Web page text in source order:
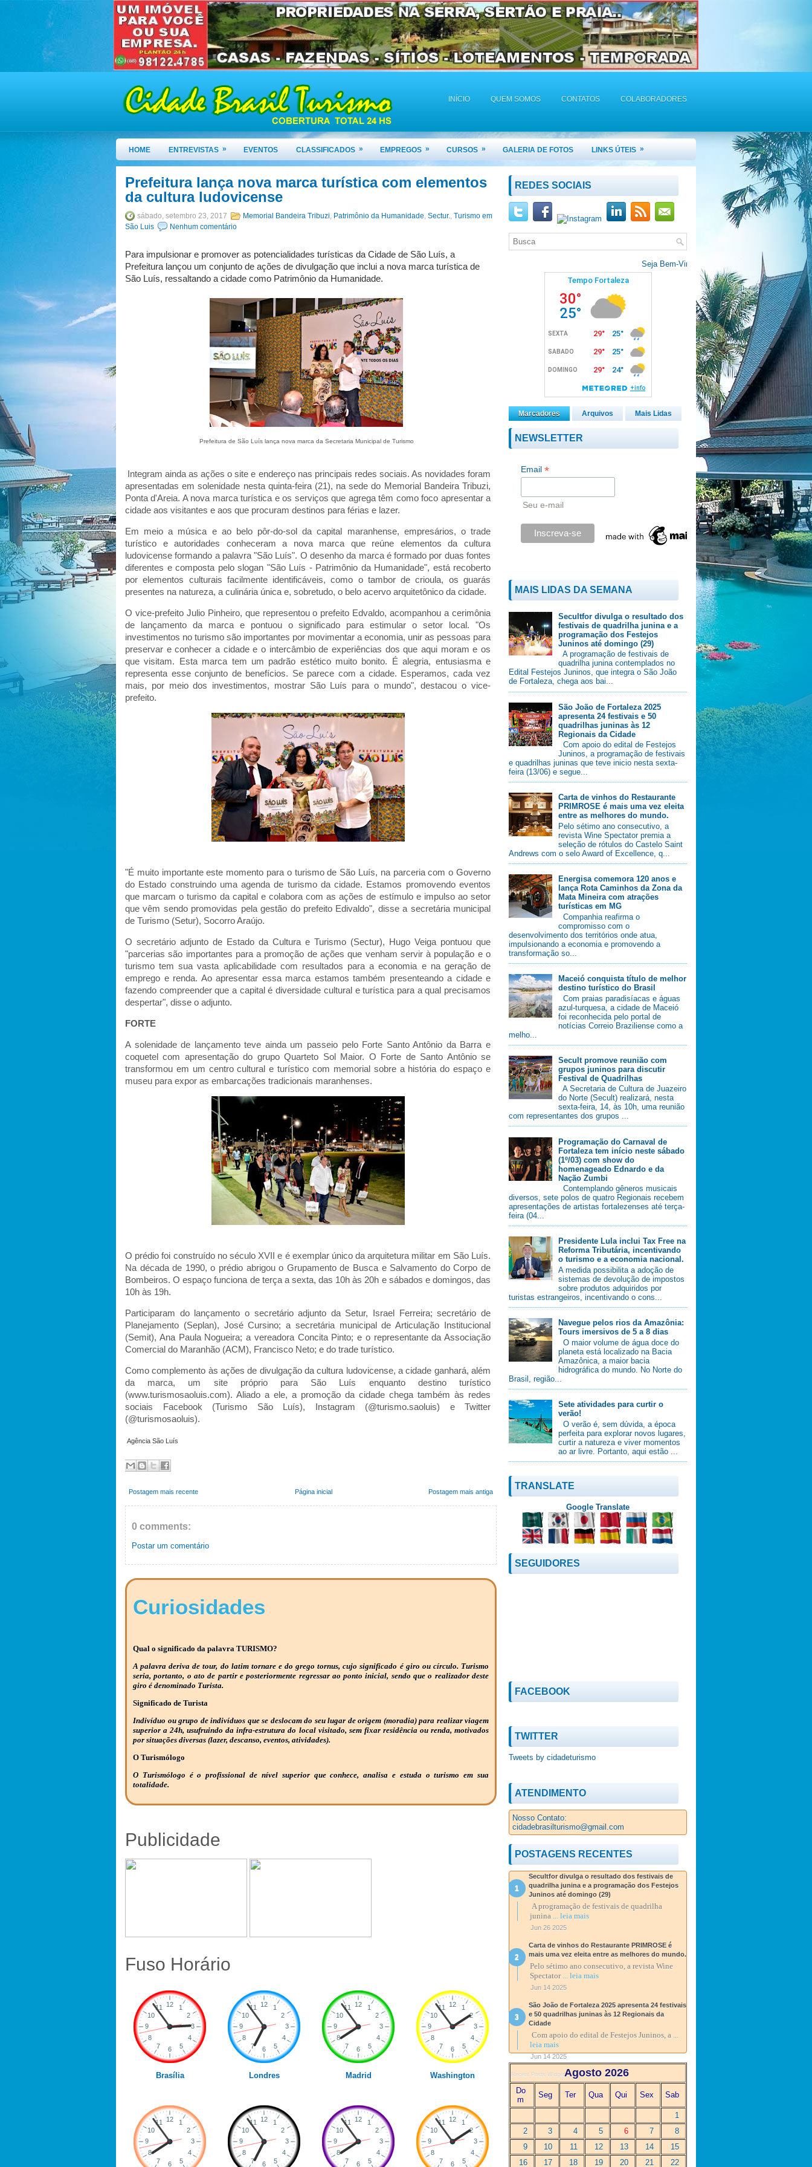
INÍCIO QUEM SOMOS CONTATOS COLABORADORES
HOME ENTREVISTAS » EVENTOS CLASSIFICADOS » EMPREGOS » CURSOS » GALERIA DE FOTOS LINKS ÚTEIS »
Prefeitura lança nova marca turística com elementos
da cultura ludovicense
sábado, setembro 23, 2017 Memorial Bandeira Tribuzi, Patrimônio da Humanidade, Sectur., Turismo em
São Luis
Nenhum comentário
Para impulsionar e promover as potencialidades turísticas da Cidade de São Luís, a
Prefeitura lançou um conjunto de ações de divulgação que inclui a nova marca turística de
São Luís, ressaltando a cidade como Patrimônio da Humanidade.
Prefeitura de São Luís lança nova marca da Secretaria Municipal de Turismo
Integram ainda as ações o site e endereço nas principais redes sociais. As novidades foram
apresentadas em solenidade nesta quinta-feira (21), na sede do Memorial Bandeira Tribuzi,
Ponta d'Areia. A nova marca turística e os serviços que agrega têm como foco apresentar a
cidade aos visitantes e aos que procuram destinos para férias e lazer.
Em meio a música e ao belo pôr-do-sol da capital maranhense, empresários, o trade
turístico e autoridades conheceram a nova marca que reúne elementos da cultura
ludovicense formando a palavra "São Luís". O desenho da marca é formado por duas fontes
diferentes e composta pelo slogan "São Luís - Patrimônio da Humanidade", está recoberto
por elementos culturais facilmente identificáveis, como o tambor de crioula, os guarás
presentes na natureza, a culinária única e, sobretudo, o belo acervo arquitetônico da cidade.
O vice-prefeito Julio Pinheiro, que representou o prefeito Edvaldo, acompanhou a cerimônia
de lançamento da marca e pontuou o significado para estimular o setor local. "Os
investimentos no turismo são importantes por movimentar a economia, unir as pessoas para
preservar e conhecer a cidade e o intercâmbio de experiências dos que aqui moram e os
que visitam. Esta marca tem um padrão estético muito bonito. É alegria, entusiasma e
representa esse conjunto de benefícios. Se parece com a cidade. Esperamos, cada vez
mais, por meio dos investimentos, mostrar São Luís para o mundo", destacou o vice-
prefeito.
"É muito importante este momento para o turismo de São Luís, na parceria com o Governo
do Estado construindo uma agenda de turismo da cidade. Estamos promovendo eventos
que marcam o turismo da capital e colabora com as ações de estímulo e impulso ao setor
que vêm sendo promovidas pela gestão do prefeito Edivaldo", disse a secretária municipal
de Turismo (Setur), Socorro Araújo.
O secretário adjunto de Estado da Cultura e Turismo (Sectur), Hugo Veiga pontuou que
"parcerias são importantes para a promoção de ações que venham servir à população e o
turismo tem sua vasta aplicabilidade com resultados para a economia e na geração de
emprego e renda. Ao apresentar essa marca estamos também presenteando a cidade e
fazendo compreender que a capital é diversidade cultural e turística para a qual precisamos
despertar", disse o adjunto.
FORTE
A solenidade de lançamento teve ainda um passeio pelo Forte Santo Antônio da Barra e
coquetel com apresentação do grupo Quarteto Sol Maior. O Forte de Santo Antônio se
transformou em um centro cultural e turístico com memorial sobre a história do espaço e
museu para expor as embarcações tradicionais maranhenses.
O prédio foi construído no século XVII e é exemplar único da arquitetura militar em São Luís.
Na década de 1990, o prédio abrigou o Grupamento de Busca e Salvamento do Corpo de
Bombeiros. O espaço funciona de terça a sexta, das 10h às 20h e sábados e domingos, das
10h às 19h.
Participaram do lançamento o secretário adjunto da Setur, Israel Ferreira; secretário de
Planejamento (Seplan), José Cursino; a secretária municipal de Articulação Institucional
(Semit), Ana Paula Nogueira; a vereadora Concita Pinto; e o representante da Associação
Comercial do Maranhão (ACM), Francisco Neto; e do trade turístico.
Como complemento às ações de divulgação da cultura ludovicense, a cidade ganhará, além
da marca, um site próprio para São Luís enquanto destino turístico
(www.turismosaoluis.com). Aliado a ele, a promoção da cidade chega também às redes
sociais Facebook (Turismo São Luís), Instagram (@turismo.saoluis) e Twitter
(@turismosaoluis).
Agência São Luís
Postagem mais recente Postagem mais antiga
Página inicial
0 comments:
Postar um comentário
Curiosidades
Qual o significado da palavra TURISMO?
A palavra deriva de tour, do latim tornare e do grego tornus, cujo significado é giro ou círculo. Turismo
seria, portanto, o ato de partir e posteriormente regressar ao ponto inicial, sendo que o realizador deste
giro é denominado Turista.
Significado de Turista
Indivíduo ou grupo de indivíduos que se deslocam do seu lugar de origem (moradia) para realizar viagem
superior a 24h, usufruindo da infra-estrutura do local visitado, sem fixar residência ou renda, motivados
por situações diversas (lazer, descanso, eventos, atividades).
O Turismólogo
O Turismólogo é o profissional de nível superior que conhece, analisa e estuda o turismo em sua
totalidade.
Publicidade
Fuso Horário
Brasília Londres Madrid Washington
REDES SOCIAIS
Seja Bem-Vindo(a)!
Marcadores Arquivos Mais Lidas
NEWSLETTER
Email *
Seu e-mail
MAIS LIDAS DA SEMANA
Secultfor divulga o resultado dos
festivais de quadrilha junina e a
programação dos Festejos
Juninos até domingo (29)
A programação de festivais de
quadrilha junina contemplados no
Edital Festejos Juninos, que integra o São João
de Fortaleza, chega aos bai...
São João de Fortaleza 2025
apresenta 24 festivais e 50
quadrilhas juninas às 12
Regionais da Cidade
Com apoio do edital de Festejos
Juninos, a programação de festivais
e quadrilhas juninas que teve inicio nesta sexta-
feira (13/06) e segue...
Carta de vinhos do Restaurante
PRIMROSE é mais uma vez eleita
entre as melhores do mundo.
Pelo sétimo ano consecutivo, a
revista Wine Spectator premia a
seleção de rótulos do Castelo Saint
Andrews com o selo Award of Excellence, q...
Energisa comemora 120 anos e
lança Rota Caminhos da Zona da
Mata Mineira com atrações
turísticas em MG
Companhia reafirma o
compromisso com o
desenvolvimento dos territórios onde atua,
impulsionando a economia e promovendo a
transformação so...
Maceió conquista título de melhor
destino turístico do Brasil
Com praias paradisíacas e águas
azul-turquesa, a cidade de Maceió
foi reconhecida pelo portal de
notícias Correio Braziliense como a
melho...
Secult promove reunião com
grupos juninos para discutir
Festival de Quadrilhas
A Secretaria de Cultura de Juazeiro
do Norte (Secult) realizará, nesta
sexta-feira, 14, às 10h, uma reunião
com representantes dos grupos ...
Programação do Carnaval de
Fortaleza tem início neste sábado
(1º/03) com show do
homenageado Ednardo e da
Nação Zumbi
Contemplando gêneros musicais
diversos, sete polos de quatro Regionais recebem
apresentações de artistas fortalezenses até terça-
feira (04...
Presidente Lula inclui Tax Free na
Reforma Tributária, incentivando
o turismo e a economia nacional.
A medida possibilita a adoção de
sistemas de devolução de impostos
sobre produtos adquiridos por
turistas estrangeiros, incentivando o cons...
Navegue pelos rios da Amazônia:
Tours imersivos de 5 a 8 dias
O maior volume de água doce do
planeta está localizado na Bacia
Amazônica, a maior bacia
hidrográfica do mundo. No Norte do
Brasil, região...
Sete atividades para curtir o
verão!
O verão é, sem dúvida, a época
perfeita para explorar novos lugares,
curtir a natureza e viver momentos
ao ar livre. Portanto, aqui estão ...
TRANSLATE
Google Translate
SEGUIDORES
FACEBOOK
TWITTER
Tweets by cidadeturismo
ATENDIMENTO
Nosso Contato:
cidadebrasilturismo@gmail.com
POSTAGENS RECENTES
Secultfor divulga o resultado dos festivais de
quadrilha junina e a programação dos Festejos
Juninos até domingo (29)
A programação de festivais de quadrilha
junina
... leia mais
Jun 26 2025
Carta de vinhos do Restaurante PRIMROSE é
mais uma vez eleita entre as melhores do mundo.
Pelo sétimo ano consecutivo, a revista Wine
Spectator
... leia mais
Jun 14 2025
São João de Fortaleza 2025 apresenta 24 festivais
e 50 quadrilhas juninas às 12 Regionais da
Cidade
Com apoio do edital de Festejos Juninos, a
leia mais
Jun 14 2025
Recent Posts WidgetAgosto 2026
Do
m
Seg Ter Qua Qui Sex Sab
1
2
3 4 5 6 7
8
9
10 11 12 13 14
15
16
17 18 19 20 21 22